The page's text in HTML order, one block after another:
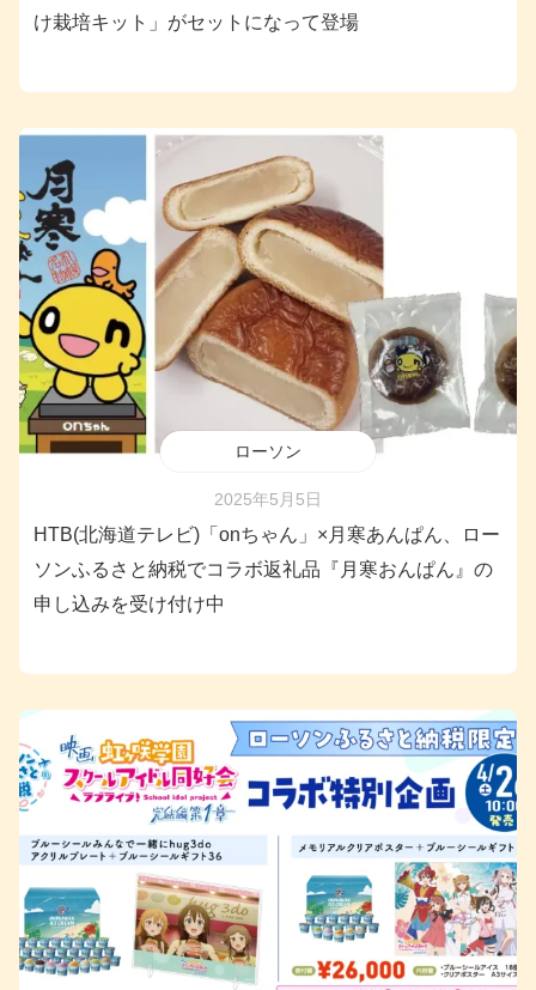
け栽培キット」がセットになって登場
ローソン
2025年5月5日
HTB(北海道テレビ)「onちゃん」×月寒あんぱん、ロー
ソンふるさと納税でコラボ返礼品『月寒おんぱん』の
申し込みを受け付け中